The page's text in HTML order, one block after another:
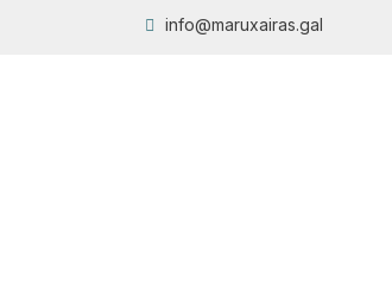
info@maruxairas.gal